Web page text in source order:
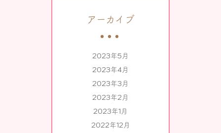
アーカイブ
2023年5月
2023年4月
2023年3月
2023年2月
2023年1月
2022年12月